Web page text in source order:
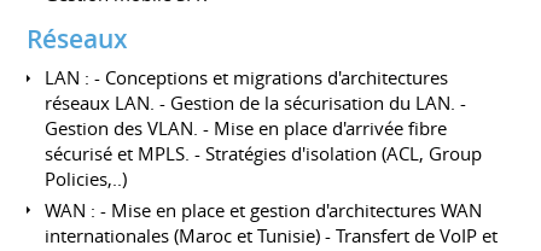
Réseaux
LAN : - Conceptions et migrations d'architectures
réseaux LAN. - Gestion de la sécurisation du LAN. -
Gestion des VLAN. - Mise en place d'arrivée fibre
sécurisé et MPLS. - Stratégies d'isolation (ACL, Group
Policies,..)
WAN : - Mise en place et gestion d'architectures WAN
internationales (Maroc et Tunisie) - Transfert de VoIP et